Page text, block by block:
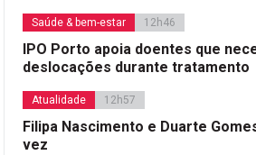
Saúde & bem-estar 12h46
IPO Porto apoia doentes que
deslocações durante tratamento
Atualidade 12h57
Filipa Nascimento e Duarte
vez